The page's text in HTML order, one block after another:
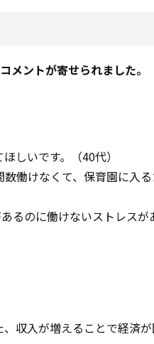
メントが寄せられました。
しいです。（40代）
働けなくて、保育園に入
るのに働けないストレスが
収入が増えることで経済